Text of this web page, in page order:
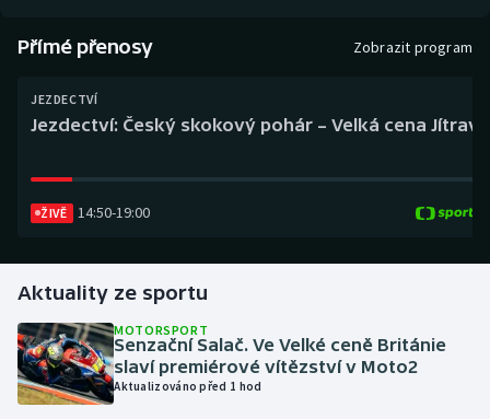
Box
Golf
Gymnastika
Házená
Přímé přenosy Zobrazit program
JEZDECTVÍ
Jezdectví: Český skokový pohár – Velká cena Jítravy
ŽIVĚ 14:50-19:00
Aktuality ze sportu
MOTORSPORT
Senzační Salač. Ve Velké ceně Británie
slaví premiérové vítězství v Moto2
Aktualizováno před 1 hod